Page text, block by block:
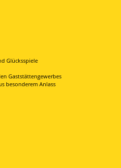
Glücksspiele
Gaststättengewerbes
besonderem Anlass